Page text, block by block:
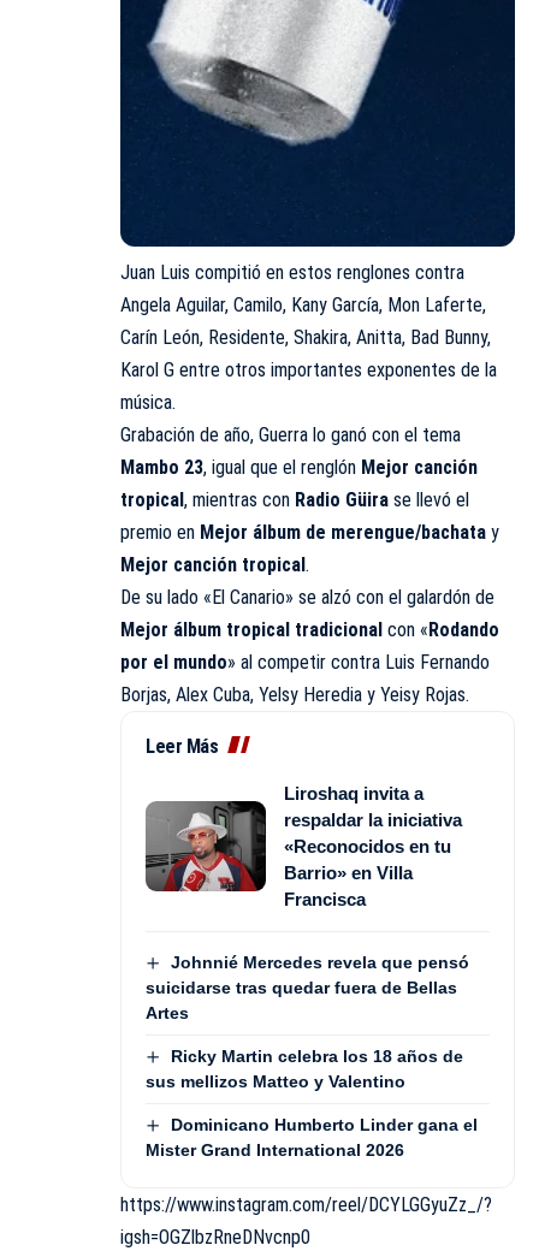
Juan Luis compitió en estos renglones contra
Angela Aguilar, Camilo, Kany García, Mon Laferte,
Carín León, Residente, Shakira, Anitta, Bad Bunny,
Karol G entre otros importantes exponentes de la
música.
Grabación de año, Guerra lo ganó con el tema
Mambo 23, igual que el renglón Mejor canción
tropical, mientras con Radio Güira se llevó el
premio en Mejor álbum de merengue/bachata y
Mejor canción tropical.
De su lado «El Canario» se alzó con el galardón de
Mejor álbum tropical tradicional con «Rodando
por el mundo» al competir contra Luis Fernando
Borjas, Alex Cuba, Yelsy Heredia y Yeisy Rojas.
Leer Más
Liroshaq invita a
respaldar la iniciativa
«Reconocidos en tu
Barrio» en Villa
Francisca
Johnnié Mercedes revela que pensó
suicidarse tras quedar fuera de Bellas
Artes
Ricky Martin celebra los 18 años de
sus mellizos Matteo y Valentino
Dominicano Humberto Linder gana el
Mister Grand International 2026
https://www.instagram.com/reel/DCYLGGyuZz_/?
igsh=OGZlbzRneDNvcnp0